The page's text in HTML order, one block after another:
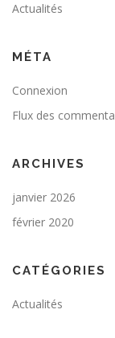
Actualités
MÉTA
Connexion
Flux des
ARCHIVES
janvier 2026
février 2020
CATÉGORIES
Actualités